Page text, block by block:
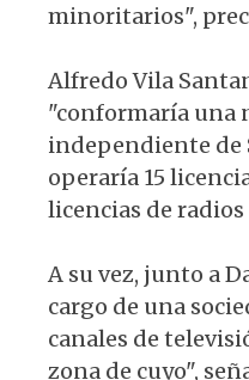
minoritarios",
Alfredo Vila
"conformaría una
independiente de
operaría 15
licencias de
A su vez, junto a
cargo de una
canales de
zona de cuyo",